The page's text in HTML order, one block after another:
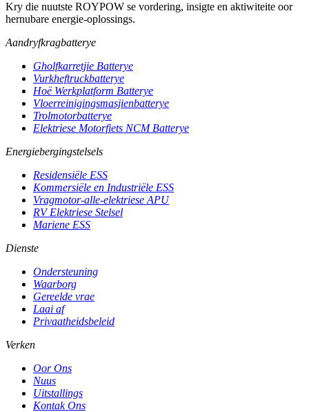
Kry die nuutste ROYPOW se vordering, insigte en aktiwiteite oor
hernubare energie-oplossings.
Aandryfkragbatterye
Gholfkarretjie Batterye
Vurkheftruckbatterye
Hoë Werkplatform Batterye
Vloerreinigingsmasjienbatterye
Trolmotorbatterye
Elektriese Motorfiets NCM Batterye
Energiebergingstelsels
Residensiële ESS
Kommersiële en Industriële ESS
Vragmotor-alle-elektriese APU
RV Elektriese Stelsel
Mariene ESS
Dienste
Ondersteuning
Waarborg
Gereelde vrae
Laai af
Privaatheidsbeleid
Verken
Oor Ons
Nuus
Uitstallings
Kontak Ons